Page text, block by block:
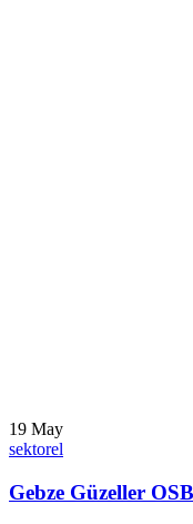
19 May
sektorel
Gebze Güzeller